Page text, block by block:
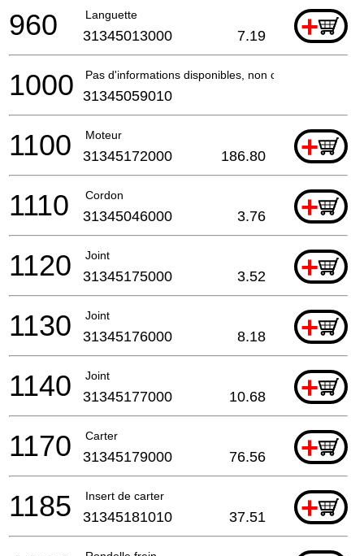
Languette +
960 31345013000 7.19
Pas d'informations disponibles, non commandable
1000 31345059010
Moteur +
1100 31345172000 186.80
Cordon +
1110 31345046000 3.76
Joint +
1120 31345175000 3.52
Joint +
1130 31345176000 8.18
Joint +
1140 31345177000 10.68
Carter +
1170 31345179000 76.56
Insert de carter +
1185 31345181010 37.51